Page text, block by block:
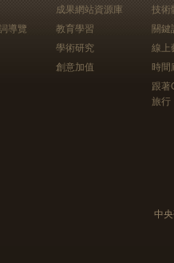
導覽
成果網站資源庫
教育學習
學術研究
創意加值
技術
關鍵
線上
時間
跟
旅行
中